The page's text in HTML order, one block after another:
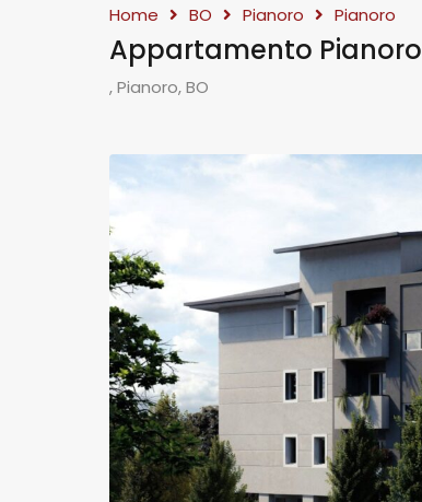
Home BO Pianoro Pianoro
Appartamento Pianoro
, Pianoro, BO